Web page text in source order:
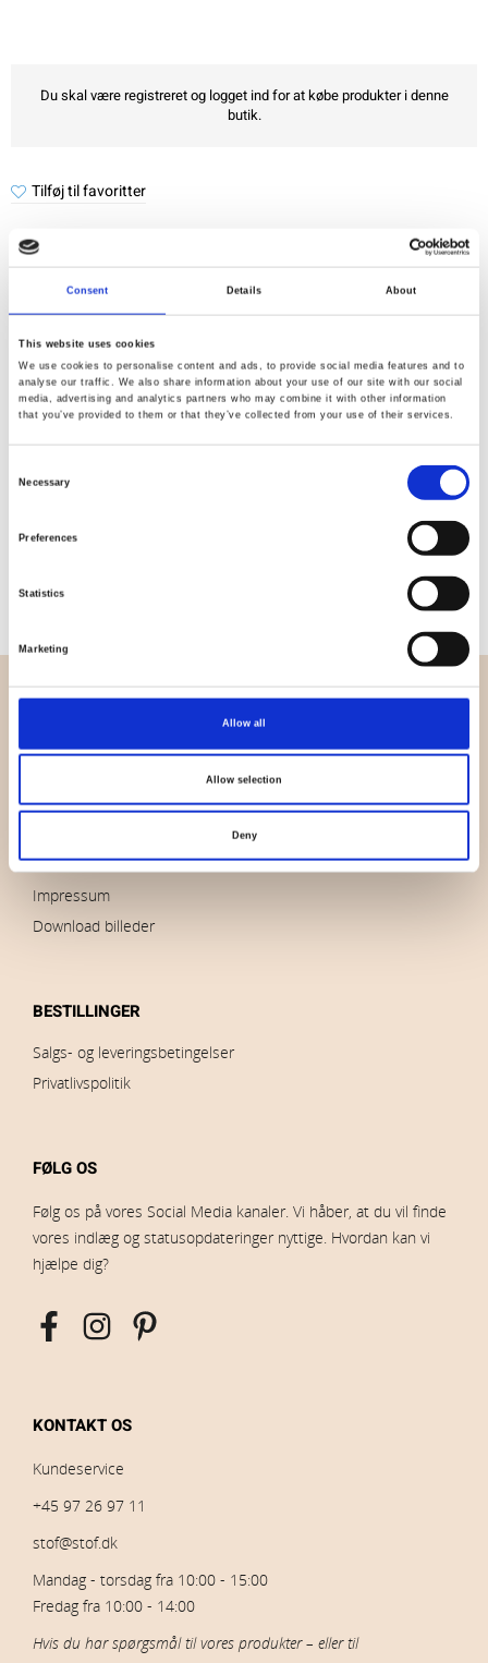
Consent Details About
This website uses cookies
We use cookies to personalise content and ads, to provide social media features and to
analyse our traffic. We also share information about your use of our site with our social
media, advertising and analytics partners who may combine it with other information
that you’ve provided to them or that they’ve collected from your use of their services.
Necessary
Preferences
Statistics
Marketing
Allow all
Allow selection
Deny
Du skal være registreret og logget ind for at købe produkter i denne
butik.
Tilføj til favoritter
Kvalitet
Hurtig
Specifikation
112,00
100% bomuld
0,152 Kg.
OVERSIGT
Nyheder
Brands
Impressum
Download billeder
BESTILLINGER
Salgs- og leveringsbetingelser
Privatlivspolitik
FØLG OS
Følg os på vores Social Media kanaler. Vi håber, at du vil finde
vores indlæg og statusopdateringer nyttige. Hvordan kan vi
hjælpe dig?
KONTAKT OS
Kundeservice
+45 97 26 97 11
stof@stof.dk
Mandag - torsdag fra 10:00 - 15:00
Fredag fra 10:00 - 14:00
Hvis du har spørgsmål til vores produkter – eller til